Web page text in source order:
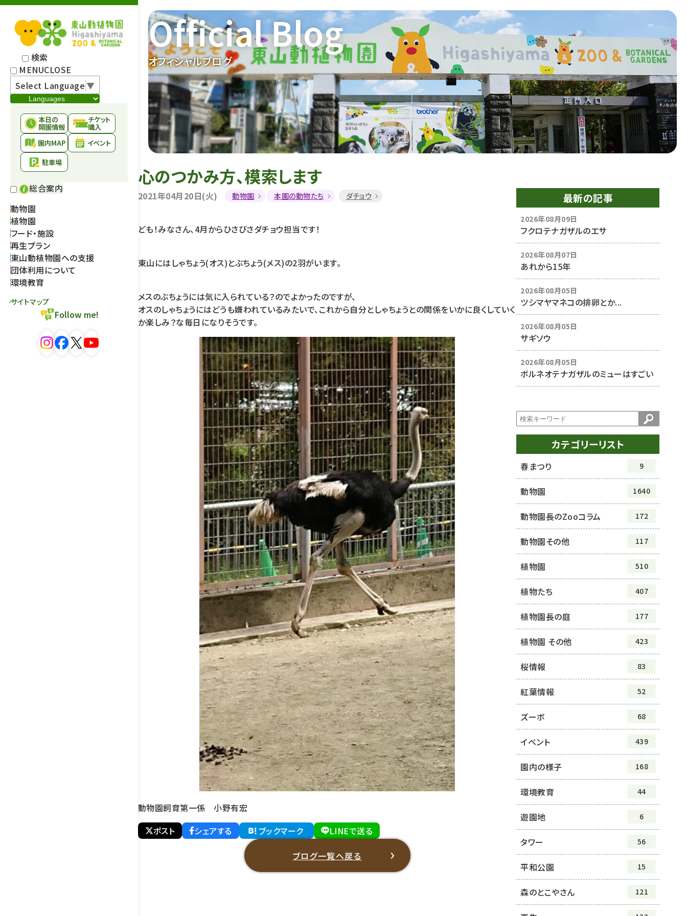
検索
MENUCLOSE
Select Language▼
本日の
開園情報
チケット
購入
園内MAP
イベント
駐車場
総合案内
動物園
植物園
フード・施設
再生プラン
東山動植物園への支援
団体利用について
環境教育
サイトマップ
Follow me!
オフィシャルブログ
Official Blog
心のつかみ方、模索します
2021年04月20日(火) 動物園 本園の動物たち ダチョウ
ども！みなさん、4月からひさびさダチョウ担当です！
東山にはしゃちょう(オス)とぶちょう(メス)の2羽がいます。
メスのぶちょうには気に入られている？のでよかったのですが、
オスのしゃちょうにはどうも嫌われているみたいで、これから自分としゃちょうとの関係をいかに良くしていく
か楽しみ？な毎日になりそうです。
動物園飼育第一係 小野有宏
ポスト
シェアする ブックマーク LINEで送る
ブログ一覧へ戻る
最新の記事
2026年08月09日
フクロテナガザルのエサ
2026年08月07日
あれから15年
2026年08月05日
ツシマヤマネコの排卵とか...
2026年08月05日
サギソウ
2026年08月05日
ボルネオテナガザルのミューはすごい
カテゴリーリスト
春まつり 9
動物園 1640
動物園長のZooコラム 172
動物園その他 117
植物園 510
植物たち 407
植物園長の庭 177
植物園 その他 423
桜情報 83
紅葉情報 52
ズーボ 68
イベント 439
園内の様子 168
環境教育 44
遊園地 6
タワー 56
平和公園 15
森のとこやさん 121